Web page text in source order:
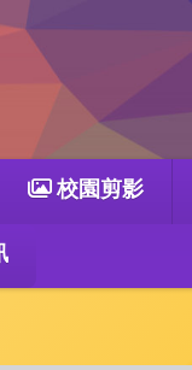
校園剪影